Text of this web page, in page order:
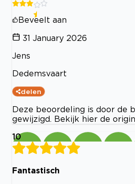
Beveelt aan
31 January 2026
Jens
Dedemsvaart
delen
Deze beoordeling is door de
gewijzigd. Bekijk hier de
10
Fantastisch